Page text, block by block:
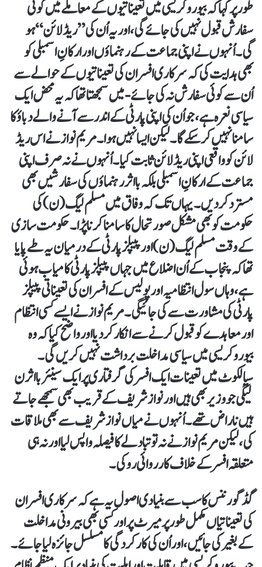
طور پر کہا کہ بیوروکریسی میں تعیناتیوں کے معاملے میں کوئی
سفارش قبول نہیں کی جائے گی، اور یہ اُن کی”ریڈ لائن“ہو
گی۔ اُنہوں نے اپنی جماعت کے رہنماؤں اور ارکانِ اسمبلی کو
بھی ہدایت کی کہ سرکاری افسران کی تعیناتیوں کے حوالے سے
اُن سے کوئی سفارش نہ کی جائے- میں سمجھتا تھا کہ یہ محض ایک
سیاسی نعرہ ہے، جو اُن کی اپنی پارٹی کے اندر سے آنے والے دباؤ کا
سامنا نہیں کر سکے گا۔ لیکن ایسا نہیں ہوا۔ مریم نواز نے اس ریڈ
لائن کو واقعی اپنی ریڈ لائن ثابت کیا۔ اُنہوں نے نہ صرف اپنی
جماعت کے ارکانِ اسمبلی بلکہ بااثر رہنماؤں کی سفارشیں بھی
مسترد کر دیں۔ یہاں تک کہ وفاق میں مسلم لیگ (ن) کی
حکومت کو بھی مشکل صورتحال کا سامنا کرنا پڑا۔ حکومت سازی
کے وقت مسلم لیگ (ن) اور پیپلز پارٹی کے درمیان یہ طے پایا
تھا کہ پنجاب کے اُن اضلاع میں جہاں پیپلز پارٹی کامیاب ہوئی
ہے، وہاں سول انتظامیہ اور پولیس کے افسران کی تعیناتی پیپلز
پارٹی کی مشاورت سے کی جائیگی۔ مریم نواز نے ایسے کسی انتظام
اور معاہدے کو قبول کرنے سے انکار کر دیا اور واضح کیا کہ وہ
بیوروکریسی میں سیاسی مداخلت برداشت نہیں کریں گی۔
سیالکوٹ میں تعینات ایک افسر کی گرفتاری پر ایک سینئر بااثر ن
لیگی جو وزیر بھی ہیں اور نواز شریف کے قریب بھی سمجھے جاتے
ہیں ناراض تھے۔ اُنہوں نے میاں نواز شریف سے بھی ملاقات
کی، لیکن مریم نواز نے نہ تو تبادلے کا فیصلہ واپس لیا اور نہ ہی
متعلقہ افسر کے خلاف کارروائی روکی۔
گڈ گورننس کا سب سے بنیادی اصول یہ ہے کہ سرکاری افسران
کی تعیناتیاں مکمل طور پر میرٹ پر اور کسی بھی بیرونی مداخلت
کے بغیر کی جائیں، اور اُن کی کارکردگی کا مسلسل جائزہ لیا جائے۔